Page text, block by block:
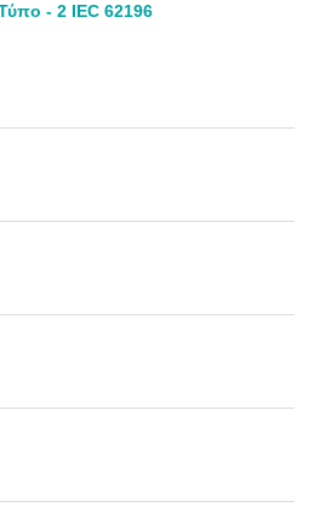
- 2 IEC 62196